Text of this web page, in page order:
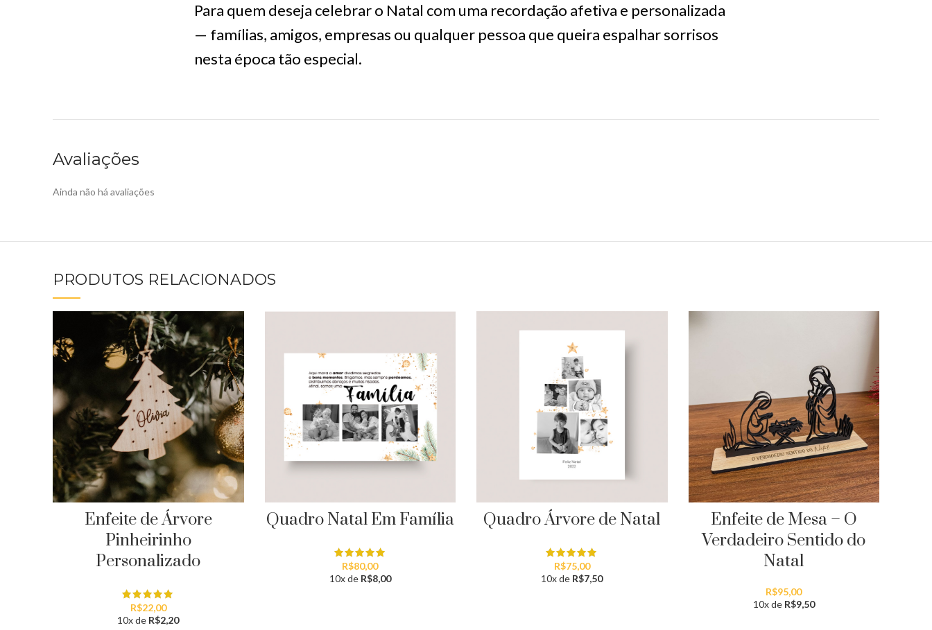
Para quem deseja celebrar o Natal com uma recordação afetiva e personalizada
— famílias, amigos, empresas ou qualquer pessoa que queira espalhar sorrisos
nesta época tão especial.
Avaliações
Ainda não há avaliações
PRODUTOS RELACIONADOS
Enfeite de Árvore
Pinheirinho
Personalizado
R$22,00
10x de R$2,20
Quadro Natal Em Família
R$80,00
10x de R$8,00
Quadro Árvore de Natal
R$75,00
10x de R$7,50
Enfeite de Mesa – O
Verdadeiro Sentido do
Natal
R$95,00
10x de R$9,50